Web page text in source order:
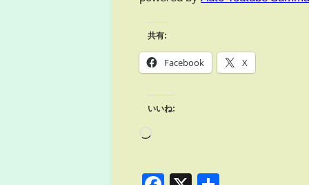
共有:
Facebook X
いいね: